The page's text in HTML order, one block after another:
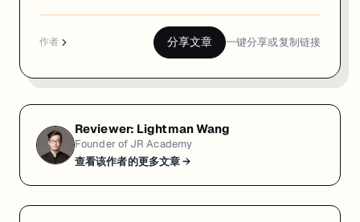
作者 分享文章 一键分享或复制链接
Reviewer: Lightman Wang
Founder of JR Academy
查看该作者的更多文章 →